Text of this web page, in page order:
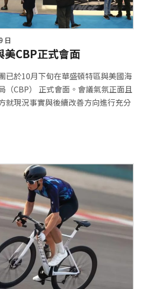
日
美CBP正式會面
已於10月下旬在華盛頓特區與美國海
（CBP） 正式會面。會議氣氛正面且
就現況事實與後續改善方向進行充分